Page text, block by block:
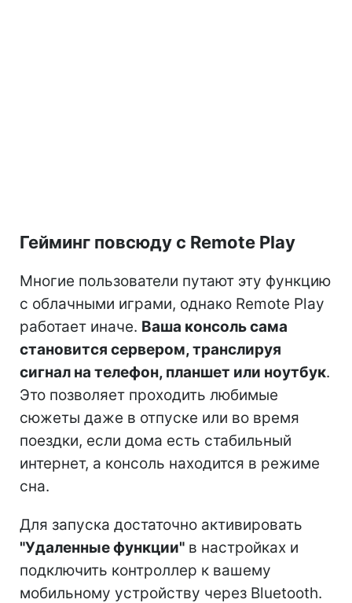
Гейминг повсюду с Remote Play
Многие пользователи путают эту функцию
с облачными играми, однако Remote Play
работает иначе. Ваша консоль сама
становится сервером, транслируя
сигнал на телефон, планшет или ноутбук.
Это позволяет проходить любимые
сюжеты даже в отпуске или во время
поездки, если дома есть стабильный
интернет, а консоль находится в режиме
сна.
Для запуска достаточно активировать
"Удаленные функции" в настройках и
подключить контроллер к вашему
мобильному устройству через Bluetooth.